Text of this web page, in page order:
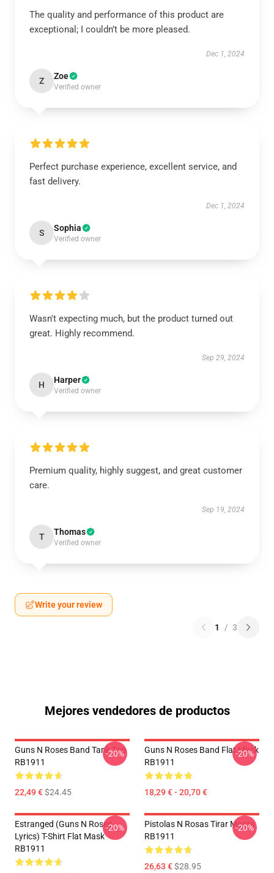
The quality and performance of this product are
exceptional; I couldn’t be more pleased.
Dec 1, 2024
Z Zoe
Verified owner
Perfect purchase experience, excellent service, and
fast delivery.
Dec 1, 2024
S Sophia
Verified owner
Wasn't expecting much, but the product turned out
great. Highly recommend.
Sep 29, 2024
H Harper
Verified owner
Premium quality, highly suggest, and great customer
care.
Sep 19, 2024
T Thomas
Verified owner
Write your review
1 / 3
Mejores vendedores de productos
Guns N Roses Band Tank Top
RB1911
22,49 €$24.45
-20%
Guns N Roses Band Flat Mask
RB1911
18,29 € - 20,70 €
-20%
Estranged (Guns N Roses
Lyrics) T-Shirt Flat Mask
RB1911
-20%
Pistolas N Rosas Tirar Manta
RB1911
26,63 €$28.95
-20%